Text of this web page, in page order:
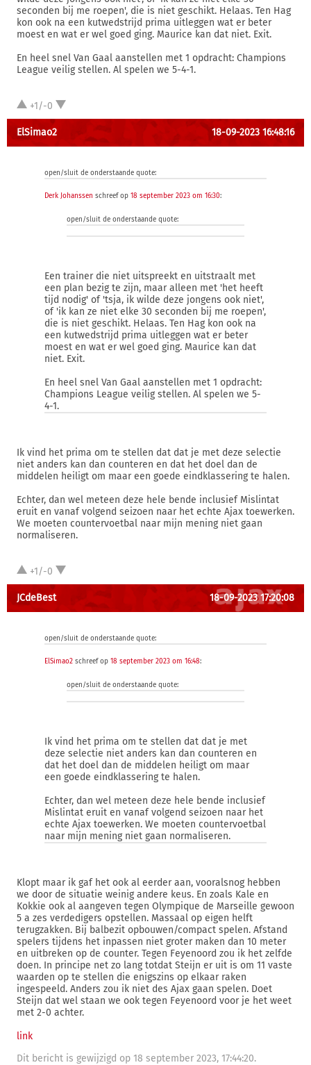
seconden bij me roepen', die is niet geschikt. Helaas. Ten Hag
kon ook na een kutwedstrijd prima uitleggen wat er beter
moest en wat er wel goed ging. Maurice kan dat niet. Exit.
En heel snel Van Gaal aanstellen met 1 opdracht: Champions
League veilig stellen. Al spelen we 5-4-1.
+1/-0
ElSimao2 18-09-2023 16:48:16
open/sluit de onderstaande quote:
Derk Johanssen schreef op 18 september 2023 om 16:30:
open/sluit de onderstaande quote:
Een trainer die niet uitspreekt en uitstraalt met
een plan bezig te zijn, maar alleen met 'het heeft
tijd nodig' of 'tsja, ik wilde deze jongens ook niet',
of 'ik kan ze niet elke 30 seconden bij me roepen',
die is niet geschikt. Helaas. Ten Hag kon ook na
een kutwedstrijd prima uitleggen wat er beter
moest en wat er wel goed ging. Maurice kan dat
niet. Exit.
En heel snel Van Gaal aanstellen met 1 opdracht:
Champions League veilig stellen. Al spelen we 5-
4-1.
Ik vind het prima om te stellen dat dat je met deze selectie
niet anders kan dan counteren en dat het doel dan de
middelen heiligt om maar een goede eindklassering te halen.
Echter, dan wel meteen deze hele bende inclusief Mislintat
eruit en vanaf volgend seizoen naar het echte Ajax toewerken.
We moeten countervoetbal naar mijn mening niet gaan
normaliseren.
+1/-0
JCdeBest 18-09-2023 17:20:08
open/sluit de onderstaande quote:
ElSimao2 schreef op 18 september 2023 om 16:48:
open/sluit de onderstaande quote:
Ik vind het prima om te stellen dat dat je met
deze selectie niet anders kan dan counteren en
dat het doel dan de middelen heiligt om maar
een goede eindklassering te halen.
Echter, dan wel meteen deze hele bende inclusief
Mislintat eruit en vanaf volgend seizoen naar het
echte Ajax toewerken. We moeten countervoetbal
naar mijn mening niet gaan normaliseren.
Klopt maar ik gaf het ook al eerder aan, vooralsnog hebben
we door de situatie weinig andere keus. En zoals Kale en
Kokkie ook al aangeven tegen Olympique de Marseille gewoon
5 a zes verdedigers opstellen. Massaal op eigen helft
terugzakken. Bij balbezit opbouwen/compact spelen. Afstand
spelers tijdens het inpassen niet groter maken dan 10 meter
en uitbreken op de counter. Tegen Feyenoord zou ik het zelfde
doen. In principe net zo lang totdat Steijn er uit is om 11 vaste
waarden op te stellen die enigszins op elkaar raken
ingespeeld. Anders zou ik niet des Ajax gaan spelen. Doet
Steijn dat wel staan we ook tegen Feyenoord voor je het weet
met 2-0 achter.
link
Dit bericht is gewijzigd op 18 september 2023, 17:44:20.